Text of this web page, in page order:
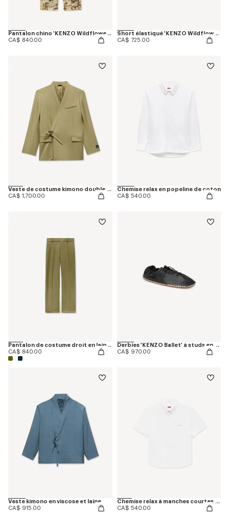
Pantalon chino 'KENZO Wildflower' en coton à chevrons
CA$ 840.00
Short élastiqué 'KENZO Wildflower' en soie
CA$ 725.00
Veste de costume kimono double boutonnage en laine vierge
CA$ 1,700.00
Chemise relax en popeline de coton
CA$ 540.00
Pantalon de costume droit en laine vierge
CA$ 840.00
Derbies 'KENZO Ballet' à studs en cuir
CA$ 970.00
Veste kimono en viscose et laine
CA$ 915.00
Chemise relax à manches courtes 'KENZO Signature' en coton seersucker
CA$ 540.00